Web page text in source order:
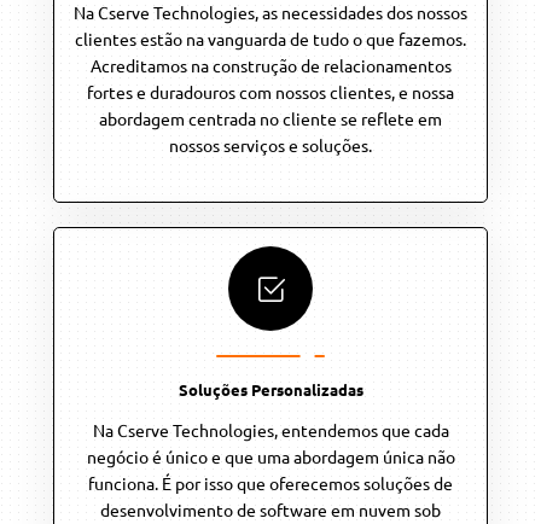
Na Cserve Technologies, as necessidades dos nossos
clientes estão na vanguarda de tudo o que fazemos.
Acreditamos na construção de relacionamentos
fortes e duradouros com nossos clientes, e nossa
abordagem centrada no cliente se reflete em
nossos serviços e soluções.
Soluções Personalizadas
Na Cserve Technologies, entendemos que cada
negócio é único e que uma abordagem única não
funciona. É por isso que oferecemos soluções de
desenvolvimento de software em nuvem sob